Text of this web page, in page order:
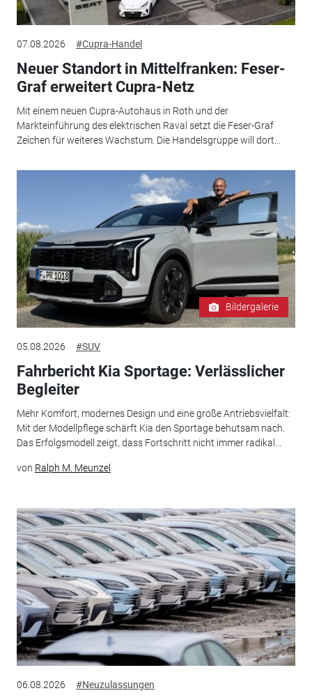
07.08.2026 #Cupra-Handel
Neuer Standort in Mittelfranken: Feser-
Graf erweitert Cupra-Netz
Mit einem neuen Cupra-Autohaus in Roth und der
Markteinführung des elektrischen Raval setzt die Feser-Graf
Zeichen für weiteres Wachstum. Die Handelsgruppe will dort...
Bildergalerie
05.08.2026 #SUV
Fahrbericht Kia Sportage: Verlässlicher
Begleiter
Mehr Komfort, modernes Design und eine große Antriebsvielfalt:
Mit der Modellpflege schärft Kia den Sportage behutsam nach.
Das Erfolgsmodell zeigt, dass Fortschritt nicht immer radikal...
von Ralph M. Meunzel
06.08.2026 #Neuzulassungen